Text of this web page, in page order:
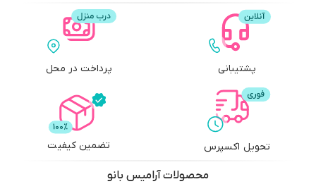
پشتیبانی پرداخت در محل
تحویل اکسپرس تضمین کیفیت
محصولاتآرامیس بانو